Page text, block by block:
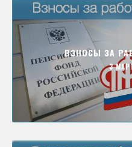
ВЗНОСЫ ЗА
3